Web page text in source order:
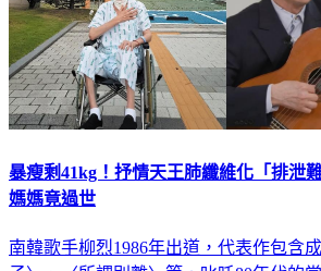
暴瘦剩41kg！抒情天王肺纖維化「排泄
媽媽竟過世
南韓歌手柳烈1986年出道，代表作包含